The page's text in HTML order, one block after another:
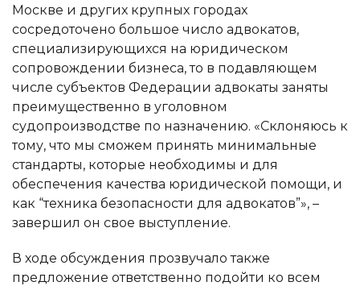
Москве и других крупных городах
сосредоточено большое число адвокатов,
специализирующихся на юридическом
сопровождении бизнеса, то в подавляющем
числе субъектов Федерации адвокаты заняты
преимущественно в уголовном
судопроизводстве по назначению. «Склоняюсь к
тому, что мы сможем принять минимальные
стандарты, которые необходимы и для
обеспечения качества юридической помощи, и
как “техника безопасности для адвокатов”», –
завершил он свое выступление.
В ходе обсуждения прозвучало также
предложение ответственно подойти ко всем